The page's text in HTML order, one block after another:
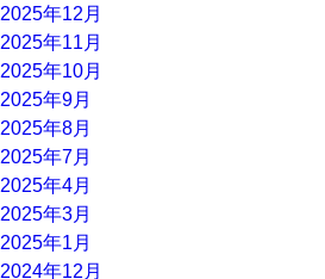
2025年12月
2025年11月
2025年10月
2025年9月
2025年8月
2025年7月
2025年4月
2025年3月
2025年1月
2024年12月